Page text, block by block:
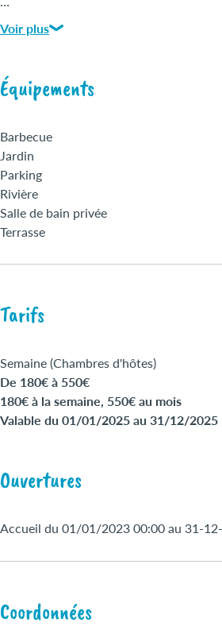
Voir plus
Équipements
Barbecue
Jardin
Parking
Rivière
Salle de bain privée
Terrasse
Tarifs
Semaine (Chambres d'hôtes)
De 180€ à 550€
180€ à la semaine, 550€ au mois
Valable du 01/01/2025 au 31/12/2025
Ouvertures
Accueil du 01/01/2023 00:00 au 31-
Coordonnées